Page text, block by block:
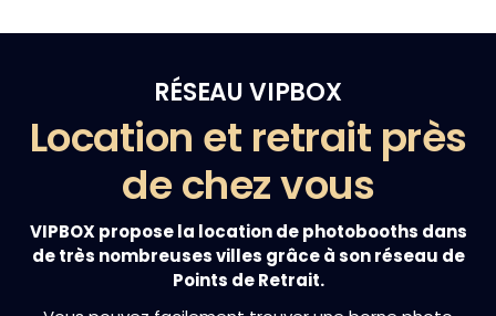
RÉSEAU VIPBOX
Location et retrait près
de chez vous
VIPBOX propose la location de photobooths dans
de très nombreuses villes grâce à son réseau de
Points de Retrait.